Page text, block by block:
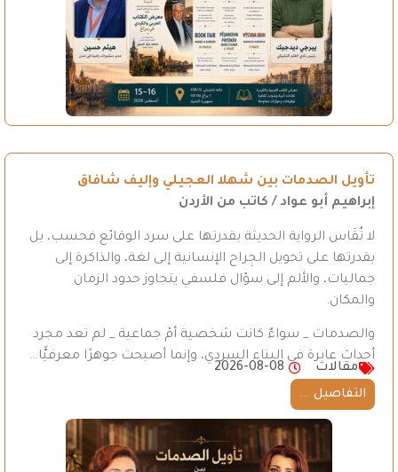
تأويل الصدمات بين شهلا العجيلي وإليف شافاق
إبراهيم أبو عواد / كاتب من الأردن
لا تُقَاس الرواية الحديثة بقدرتها على سرد الوقائع فحسب، بل
بقدرتها على تحويل الجِراح الإنسانية إلى لغة، والذاكرة إلى
جماليات، والألم إلى سؤال فلسفي يتجاوز حدود الزمان
والمكان.
والصدمات _ سواءٌ كانت شخصية أمْ جماعية _ لم تعد مجرد
أحداث عابرة في البناء السردي، وإنما أصبحت جوهرًا معرفيًّا…
مقالات
2026-08-08
التفاصيل ...